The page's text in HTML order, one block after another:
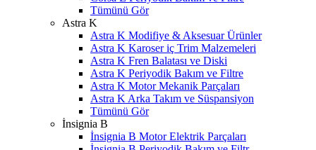
Tümünü Gör
Astra K
Astra K Modifiye & Aksesuar Ürünler
Astra K Karoser iç Trim Malzemeleri
Astra K Fren Balatası ve Diski
Astra K Periyodik Bakım ve Filtre
Astra K Motor Mekanik Parçaları
Astra K Arka Takım ve Süspansiyon
Tümünü Gör
İnsignia B
İnsignia B Motor Elektrik Parçaları